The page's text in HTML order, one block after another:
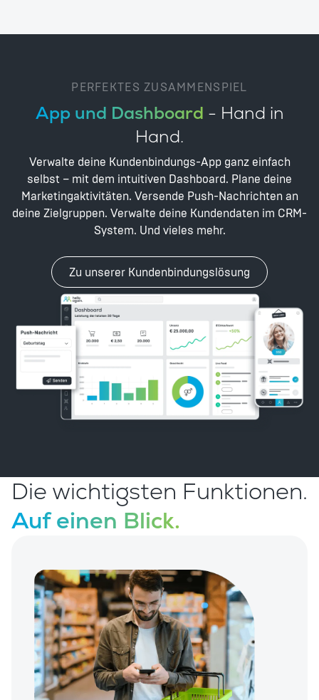
PERFEKTES ZUSAMMENSPIEL
App und Dashboard - Hand in
Hand.
Verwalte deine Kundenbindungs-App ganz einfach
selbst – mit dem intuitiven Dashboard. Plane deine
Marketingaktivitäten. Versende Push-Nachrichten an
deine Zielgruppen. Verwalte deine Kundendaten im CRM-
System. Und vieles mehr.
Zu unserer Kundenbindungslösung
Die wichtigsten Funktionen.
Auf einen Blick.